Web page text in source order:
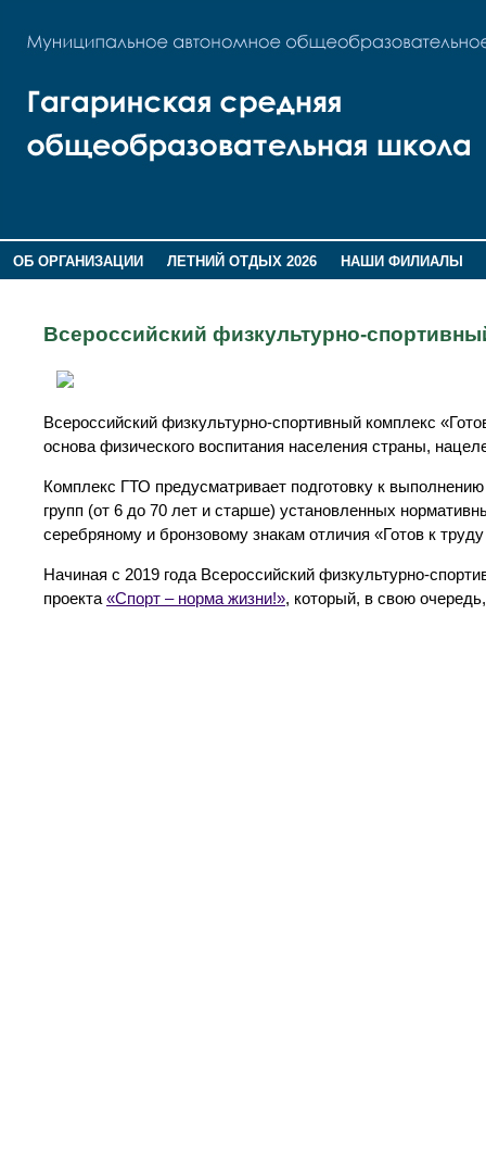
ОБ ОРГАНИЗАЦИИ ЛЕТНИЙ ОТДЫХ 2026
НАШИ ФИЛИАЛЫ
Всероссийский физкультурно-
Всероссийский физкультурно-спортивный комплекс
основа физического воспитания населения страны,
Комплекс ГТО предусматривает подготовку к
групп (от 6 до 70 лет и старше) установленных
серебряному и бронзовому знакам отличия «Готов к
Начиная с 2019 года Всероссийский физкультурно-
проекта «Спорт – норма жизни!», который, в свою